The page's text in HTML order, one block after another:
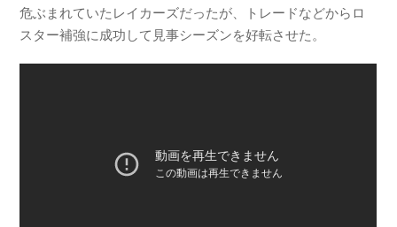
危ぶまれていたレイカーズだったが、トレードなどからロ
スター補強に成功して見事シーズンを好転させた。